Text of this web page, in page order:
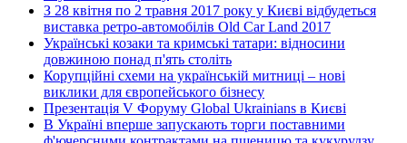
З 28 квітня по 2 травня 2017 року у Києві відбудеться
виставка ретро-автомобілів Old Car Land 2017
Українські козаки та кримські татари: відносини
довжиною понад п'ять століть
Корупційні схеми на українській митниці – нові
виклики для європейського бізнесу
Презентація V Форуму Global Ukrainians в Києві
В Україні вперше запускають торги поставними